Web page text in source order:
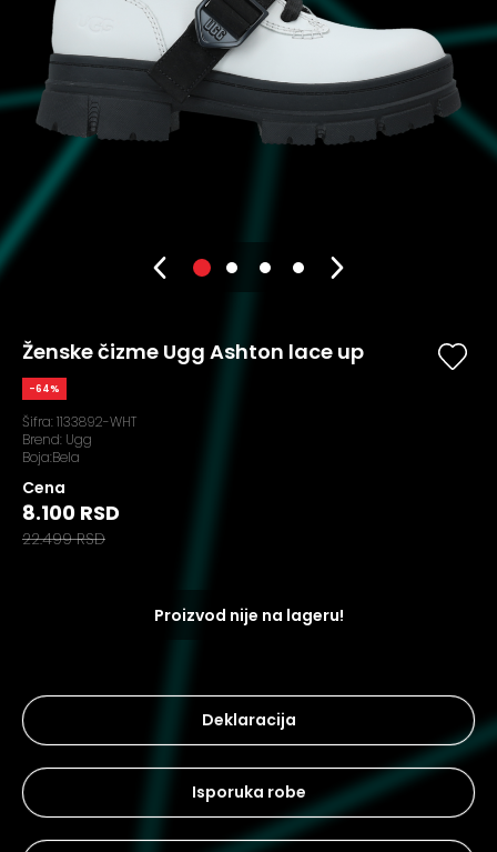
Ženske čizme Ugg Ashton lace up
-64%
Šifra:1133892-WHT
Brend: Ugg
Boja:Bela
Cena
8.100 RSD
22.499 RSD
Proizvod nije na lageru!
Deklaracija
Isporuka robe